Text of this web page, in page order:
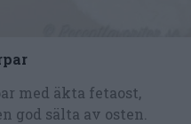
med äkta fetaost,
god sälta av osten.